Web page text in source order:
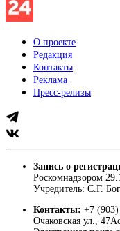
О проекте
Редакция
Контакты
Реклама
Пресс-релизы
Запись о
Роскомнадзором
Учредитель: С.Г.
Контакты: +7
Очаковская ул.,